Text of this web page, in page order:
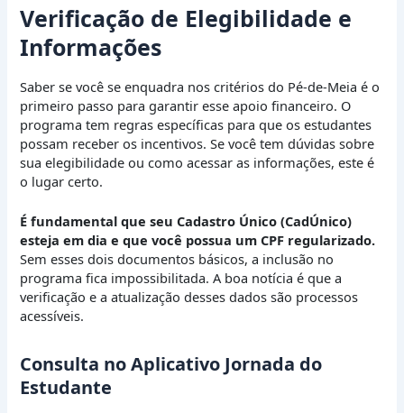
Verificação de Elegibilidade e
Informações
Saber se você se enquadra nos critérios do Pé-de-Meia é o
primeiro passo para garantir esse apoio financeiro. O
programa tem regras específicas para que os estudantes
possam receber os incentivos. Se você tem dúvidas sobre
sua elegibilidade ou como acessar as informações, este é
o lugar certo.
É fundamental que seu Cadastro Único (CadÚnico)
esteja em dia e que você possua um CPF regularizado.
Sem esses dois documentos básicos, a inclusão no
programa fica impossibilitada. A boa notícia é que a
verificação e a atualização desses dados são processos
acessíveis.
Consulta no Aplicativo Jornada do
Estudante